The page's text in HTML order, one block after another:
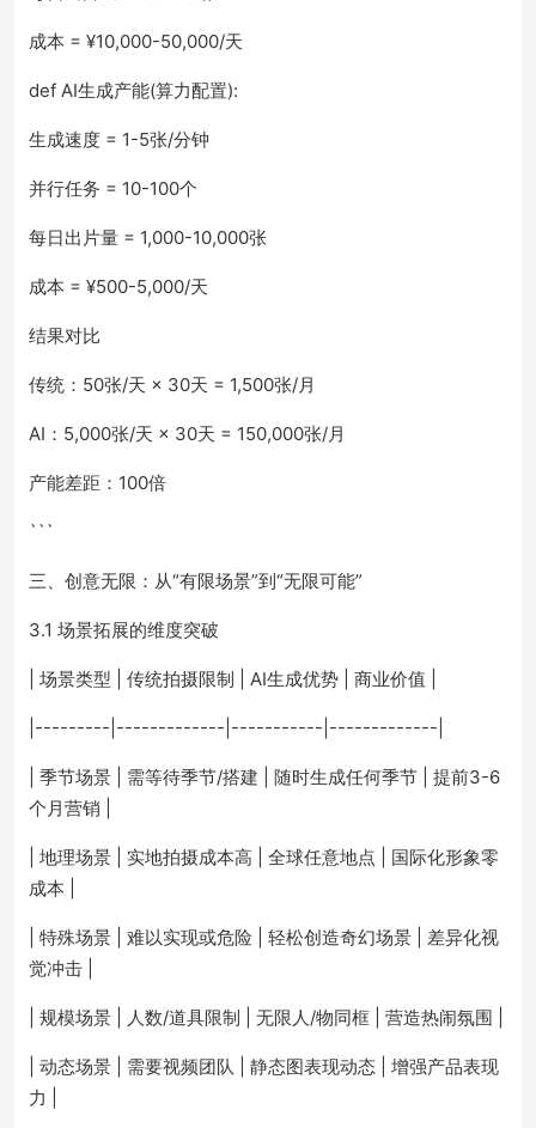
成本 = ¥10,000-50,000/天
def AI生成产能(算力配置):
生成速度 = 1-5张/分钟
并行任务 = 10-100个
每日出片量 = 1,000-10,000张
成本 = ¥500-5,000/天
结果对比
传统：50张/天 × 30天 = 1,500张/月
AI：5,000张/天 × 30天 = 150,000张/月
产能差距：100倍
```
三、创意无限：从“有限场景”到“无限可能”
3.1 场景拓展的维度突破
| 场景类型 | 传统拍摄限制 | AI生成优势 | 商业价值 |
|---------|-------------|-----------|-------------|
| 季节场景 | 需等待季节/搭建 | 随时生成任何季节 | 提前3-6
个月营销 |
| 地理场景 | 实地拍摄成本高 | 全球任意地点 | 国际化形象零
成本 |
| 特殊场景 | 难以实现或危险 | 轻松创造奇幻场景 | 差异化视
觉冲击 |
| 规模场景 | 人数/道具限制 | 无限人/物同框 | 营造热闹氛围 |
| 动态场景 | 需要视频团队 | 静态图表现动态 | 增强产品表现
力 |